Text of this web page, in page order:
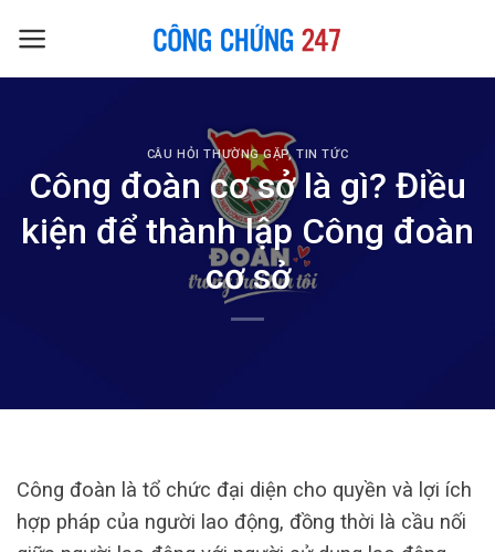
CÂU HỎI THƯỜNG GẶP,TIN TỨC
Công đoàn cơ sở là gì? Điều
kiện để thành lập Công đoàn
cơ sở
Công đoàn là tổ chức đại diện cho quyền và lợi ích
hợp pháp của người lao động, đồng thời là cầu nối